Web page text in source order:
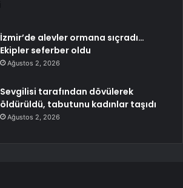
İzmir’de alevler ormana sıçradı…
Ekipler seferber oldu
Ağustos 2, 2026
Sevgilisi tarafından dövülerek
öldürüldü, tabutunu kadınlar taşıdı
Ağustos 2, 2026